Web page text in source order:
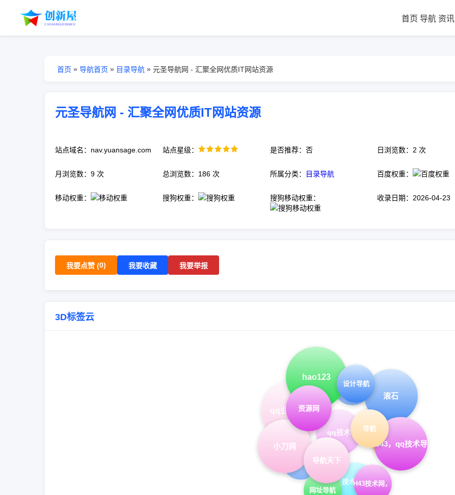
首页 导航 资讯
首页 » 导航首页 » 目录导航 » 元圣导航网 - 汇聚全网优质IT网站资源
元圣导航网 - 汇聚全网优质IT网站资源
站点域名：nav.yuansage.com 站点星级： 是否推荐：否 日浏览数：2 次
月浏览数：9 次 总浏览数：186 次 所属分类： 目录导航 百度权重：
移动权重： 搜狗权重： 搜狗移动权重： 收录日期：2026-04-23
我要点赞 (0) 我要收藏 我要举报
3D标签云
hao43，H43技术网，在线工具
hao43，qq技术导航
导航
导航天下
网址导航
技术导航
网址大全
滚石
设计导航
资源网
小刀网
爱q生活网
qq技术
qq导航
hao123
qq业务乐园